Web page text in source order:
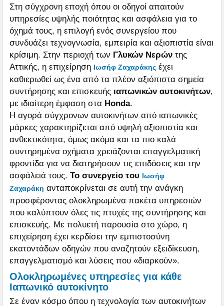
Στη σύγχρονη εποχή όπου οι οδηγοί απαιτούν
υπηρεσίες υψηλής ποιότητας και ασφάλεια για το
όχημά τους, η επιλογή ενός συνεργείου που
συνδυάζει τεχνογνωσία, εμπειρία και αξιοπιστία είναι
κρίσιμη. Στην περιοχή των Γλυκών Νερών της
Αττικής, η επιχείρηση Ιωσήφ Ζαχαράκης έχει
καθιερωθεί ως ένα από τα πλέον αξιόπιστα σημεία
συντήρησης και επισκευής ιαπωνικών αυτοκινήτων,
με ιδιαίτερη έμφαση στα Honda.
Η αγορά σύγχρονων αυτοκινήτων από ιαπωνικές
μάρκες χαρακτηρίζεται από υψηλή αξιοπιστία και
ανθεκτικότητα, όμως ακόμα και τα πιο καλά
συντηρημένα οχήματα χρειάζονται επαγγελματική
φροντίδα για να διατηρήσουν τις επιδόσεις και την
ασφάλειά τους.Το συνεργείο του Ιωσήφ
Ζαχαράκη ανταποκρίνεται σε αυτή την ανάγκη
προσφέροντας ολοκληρωμένα πακέτα υπηρεσιών
που καλύπτουν όλες τις πτυχές της συντήρησης και
επισκευής. Με πολυετή παρουσία στο χώρο, η
επιχείρηση έχει κερδίσει την εμπιστοσύνη
εκατοντάδων οδηγών που αναζητούν εξειδίκευση,
επαγγελματισμό και λύσεις που «διαρκούν».
Ολοκληρωμένες υπηρεσίες για κάθε
Ιαπωνικό αυτοκίνητο
Σε έναν κόσμο όπου η τεχνολογία των αυτοκινήτων